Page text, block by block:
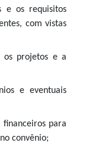
e os requisitos
com vistas
os projetos e a
e eventuais
para
convênio;